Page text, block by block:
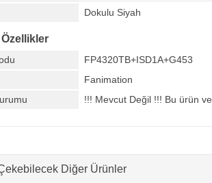
Dokulu Siyah
Özellikler
FP4320TB+ISD1A+G453
Fanimation
!!! Mevcut Değil !!! Bu ürün
Diğer Ürünler